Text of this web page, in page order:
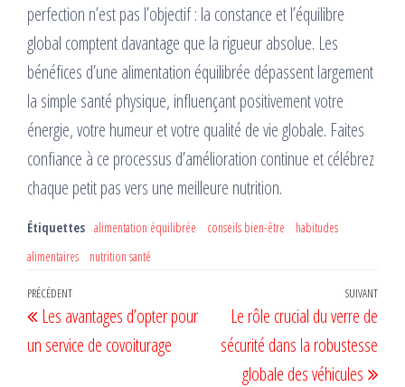
perfection n’est pas l’objectif : la constance et l’équilibre
global comptent davantage que la rigueur absolue. Les
bénéfices d’une alimentation équilibrée dépassent largement
la simple santé physique, influençant positivement votre
énergie, votre humeur et votre qualité de vie globale. Faites
confiance à ce processus d’amélioration continue et célébrez
chaque petit pas vers une meilleure nutrition.
Étiquettes alimentation équilibrée conseils bien-être
habitudes
alimentaires
nutrition santé
Navigation
de
l’article
Article
précédent
PRÉCÉDENT
Les avantages d’opter pour
un service de covoiturage
SUIVANT
Le rôle crucial du verre de
sécurité dans la robustesse
globale des véhicules